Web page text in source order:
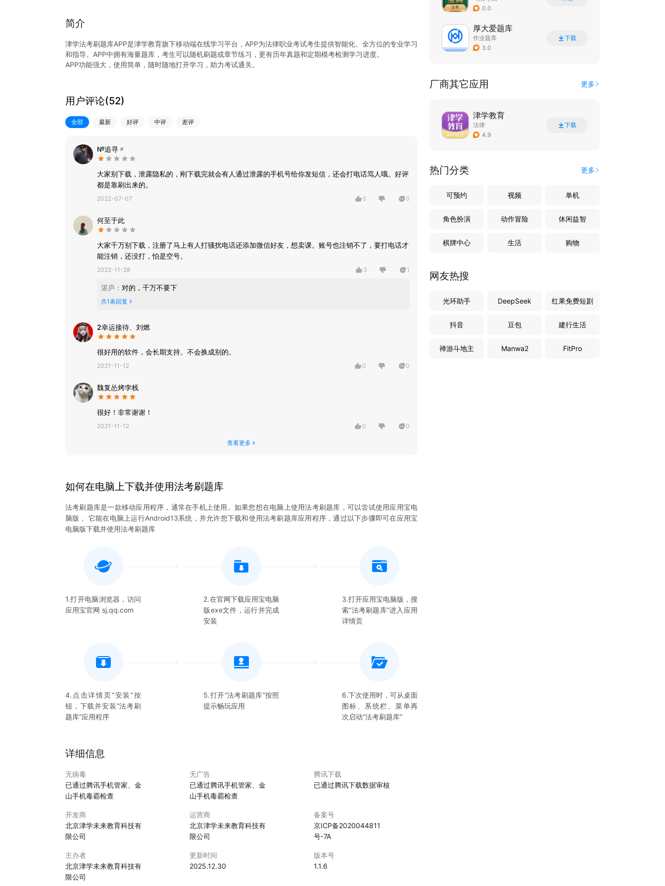
简介
津学法考刷题库APP是津学教育旗下移动端在线学习平台，APP为法律职业考试考生提供智能化、全方位的专业学习
和指导。APP中拥有海量题库，考生可以随机刷题或章节练习，更有历年真题和定期模考检测学习进度。
APP功能强大，使用简单，随时随地打开学习，助力考试通关。
用户评论(52)
全部 最新 好评 中评 差评
№追寻〃
大家别下载，泄露隐私的，刚下载完就会有人通过泄露的手机号给你发短信，还会打电话骂人哦。好评
都是靠刷出来的。
2022-07-07 5 0
何至于此
大家千万别下载，注册了马上有人打骚扰电话还添加微信好友，想卖课。账号也注销不了，要打电话才
能注销，还没打，怕是空号。
2022-11-28 3 1
湛庐 ： 对的，千万不要下
共1条回复
2幸运接待、刘燃
很好用的软件，会长期支持。不会换成别的。
2021-11-12 0 0
魏复怂烤孛栈
很好！非常谢谢！
2021-11-12 0 0
查看更多
如何在电脑上下载并使用法考刷题库
法考刷题库是一款移动应用程序，通常在手机上使用。如果您想在电脑上使用法考刷题库 ，可以尝试使用应用宝电
脑版， 它能在电脑上运行Android13系统，并允许您下载和使用法考刷题库应用程序，通过以下步骤即可在应用宝
电脑版下载并使用法考刷题库
1.打开电脑浏览器，访问
应用宝官网 sj.qq.com
2.在官网下载应用宝电脑
版exe文件，运行并完成
安装
3.打开应用宝电脑版，搜
索“法考刷题库”进入应用
详情页
4.点击详情页“安装”按
钮，下载并安装“法考刷
题库”应用程序
5.打开“法考刷题库”按照
提示畅玩应用
6.下次使用时，可从桌面
图标、系统栏、菜单再
次启动“法考刷题库”
详细信息
无病毒
已通过腾讯手机管家、金
山手机毒霸检查
无广告
已通过腾讯手机管家、金
山手机毒霸检查
腾讯下载
已通过腾讯下载数据审核
开发商
北京津学未来教育科技有
限公司
运营商
北京津学未来教育科技有
限公司
备案号
京ICP备2020044811
号-7A
主办者
北京津学未来教育科技有
限公司
更新时间
2025.12.30
版本号
1.1.6
0.0
厚大爱题库
作业题库
3.0
下载
厂商其它应用 更多
津学教育
法律
4.9
下载
热门分类 更多
可预约 视频 单机
角色扮演 动作冒险 休闲益智
棋牌中心 生活 购物
网友热搜
光环助手 DeepSeek 红果免费短剧
抖音 豆包 建行生活
禅游斗地主 Manwa2 FitPro